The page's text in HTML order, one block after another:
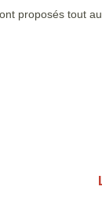
proposés tout